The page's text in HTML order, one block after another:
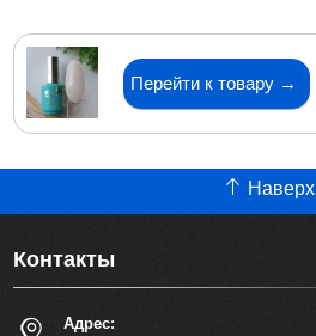
Перейти к товару →
Наверх
Контакты
Адрес: